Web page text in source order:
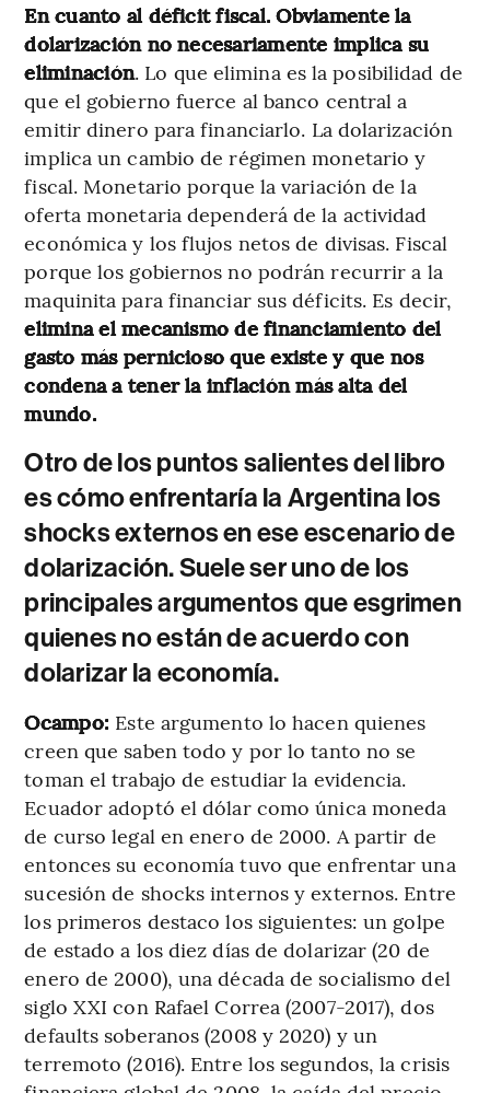
En cuanto al déficit fiscal. Obviamente la
dolarización no necesariamente implica su
eliminación. Lo que elimina es la posibilidad de
que el gobierno fuerce al banco central a
emitir dinero para financiarlo. La dolarización
implica un cambio de régimen monetario y
fiscal. Monetario porque la variación de la
oferta monetaria dependerá de la actividad
económica y los flujos netos de divisas. Fiscal
porque los gobiernos no podrán recurrir a la
maquinita para financiar sus déficits. Es decir,
elimina el mecanismo de financiamiento del
gasto más pernicioso que existe y que nos
condena a tener la inflación más alta del
mundo.
Otro de los puntos salientes del libro
es cómo enfrentaría la Argentina los
shocks externos en ese escenario de
dolarización. Suele ser uno de los
principales argumentos que esgrimen
quienes no están de acuerdo con
dolarizar la economía.
Ocampo: Este argumento lo hacen quienes
creen que saben todo y por lo tanto no se
toman el trabajo de estudiar la evidencia.
Ecuador adoptó el dólar como única moneda
de curso legal en enero de 2000. A partir de
entonces su economía tuvo que enfrentar una
sucesión de shocks internos y externos. Entre
los primeros destaco los siguientes: un golpe
de estado a los diez días de dolarizar (20 de
enero de 2000), una década de socialismo del
siglo XXI con Rafael Correa (2007-2017), dos
defaults soberanos (2008 y 2020) y un
terremoto (2016). Entre los segundos, la crisis